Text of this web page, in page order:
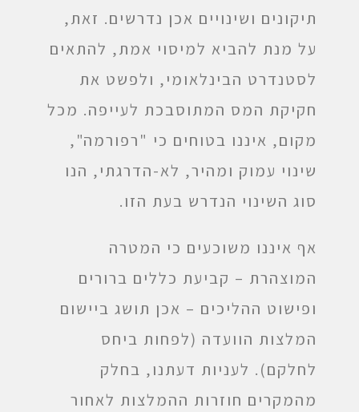
תיקונים ושינויים אכן נדרשים. זאת,
על מנת להביא למיסוי אמת, להתאים
לסטנדרט הבינלאומי, ולפשט את
חקיקת המס המתוסבכת לעייפה. מכל
מקום, איננו בטוחים כי "רפורמה",
שינוי עמוק ומהיר, לא-הדרגתי, הנו
סוג השינוי הנדרש בעת הזו.
אף איננו משוכעים כי המטרה
המוצהרת – קביעת כללים ברורים
ופישוט ההליכים – אכן תושג ביישום
המלצות הוועדה (לפחות ביחס
לחלקם). לעניות דעתנו, בחלק
מהמקרים חוזרות ההמלצות לאחור